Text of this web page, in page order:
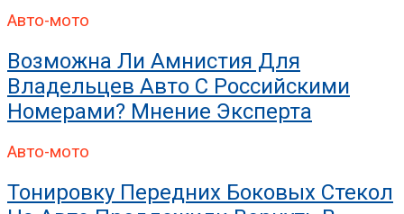
Авто-мото
Возможна Ли Амнистия Для
Владельцев Авто С Российскими
Номерами? Мнение Эксперта
Авто-мото
Тонировку Передних Боковых Стекол